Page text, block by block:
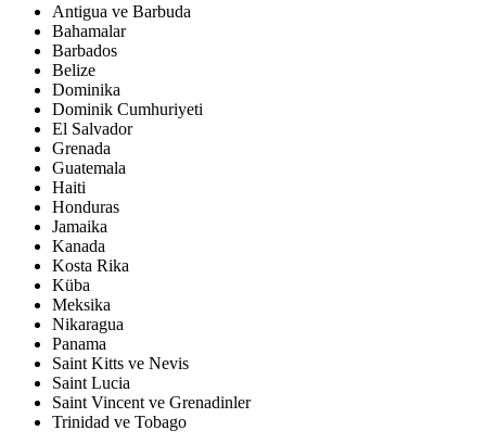
Antigua ve Barbuda
Bahamalar
Barbados
Belize
Dominika
Dominik Cumhuriyeti
El Salvador
Grenada
Guatemala
Haiti
Honduras
Jamaika
Kanada
Kosta Rika
Küba
Meksika
Nikaragua
Panama
Saint Kitts ve Nevis
Saint Lucia
Saint Vincent ve Grenadinler
Trinidad ve Tobago